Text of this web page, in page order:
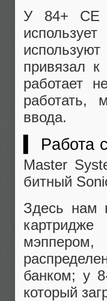
У 84+ CE
привязал
работает
работать,
ввода.
▍ Работа
Master
битный
Здесь нам
банком; у
который